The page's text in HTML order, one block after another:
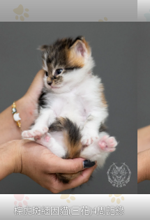
棕虎斑緬因貓(三花)4周記錄